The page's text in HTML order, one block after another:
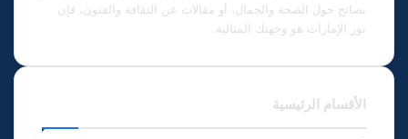
نصائح حول الصحة والجمال، أو مقالات عن الثقافة والفنون، فإن
نور الإمارات هو وجهتك المثالية.
الأقسام الرئيسية